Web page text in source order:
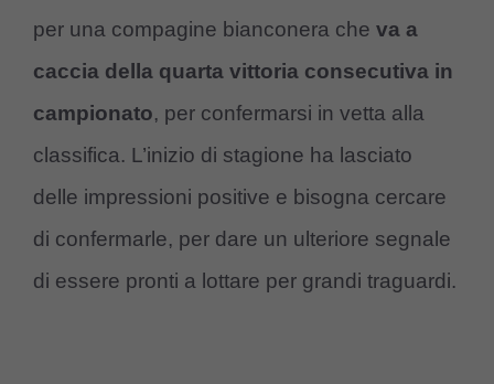
per una compagine bianconera che va a
caccia della quarta vittoria consecutiva in
campionato, per confermarsi in vetta alla
classifica. L’inizio di stagione ha lasciato
delle impressioni positive e bisogna cercare
di confermarle, per dare un ulteriore segnale
di essere pronti a lottare per grandi traguardi.